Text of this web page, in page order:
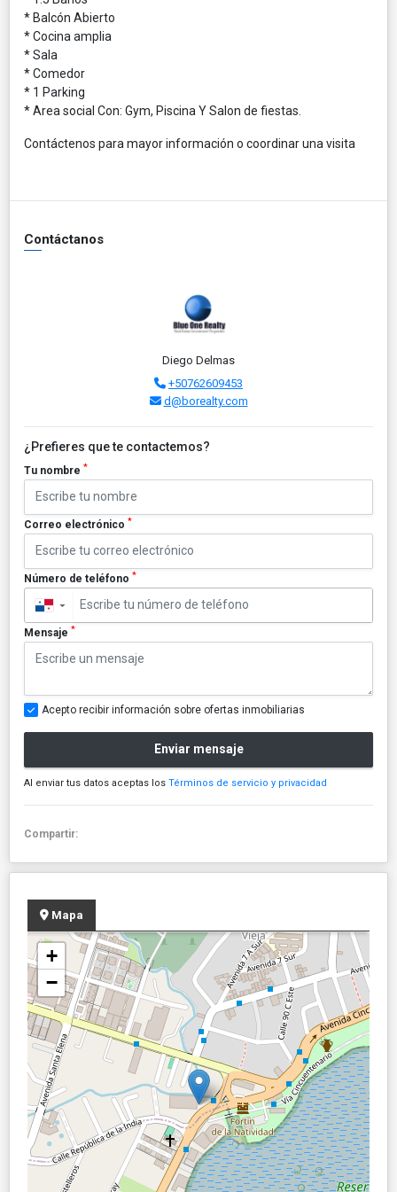
* Balcón Abierto
* Cocina amplia
* Sala
* Comedor
* 1 Parking
* Area social Con: Gym, Piscina Y Salon de fiestas.
Contáctenos para mayor información o coordinar una visita
Contáctanos
Diego Delmas
+50762609453
d@borealty.com
¿Prefieres que te contactemos?
Tu nombre *
Correo electrónico *
Número de teléfono *
▼
Mensaje *
Acepto recibir información sobre ofertas inmobiliarias
Enviar mensaje
Al enviar tus datos aceptas los Términos de servicio y privacidad
Compartir:
Mapa
+
−